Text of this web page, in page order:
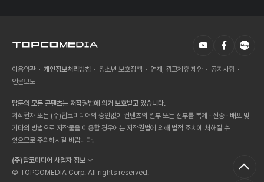
이용약관 개인정보처리방침 청소년 보호정책 연재, 광고제휴 제안
공지사항
언론보도
탑툰의 모든 콘텐츠는 저작권법에 의거 보호받고 있습니다.
저작권자 또는 (주)탑코미디어의 승인없이 컨텐츠의 일부 또는 전부를 복제 · 전송 · 배포 및
기타의 방법으로 저작물을 이용할 경우에는 저작권법에 의해 법적 조치에 처해질 수
있으므로 주의하시길 바랍니다.
(주)탑코미디어 사업자 정보
© TOPCOMEDIA Corp. All rights reserved.